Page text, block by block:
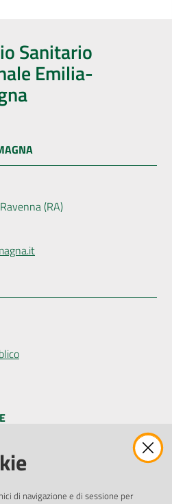
Sanitario
Emilia-
(RA)
di navigazione e di sessione per